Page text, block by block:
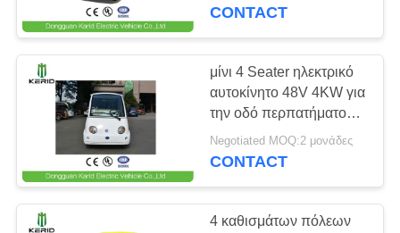
ΕΡΓΟΣΤΑΣΊΟΥ
ΈΛΕΓΧΟΣ
ΠΟΙΌΤΗΤΑΣ
ΕΠΙΚΟΙΝΩΝΉΣΤΕ
ΜΑΖΊ
ΜΑΣ
Ηλεκτρικά
ψυχαγωγικά μέσα
33
τουριστών επιβατών
CONTACT
μίνι 4 Seater ηλεκτρικό
αυτοκίνητο 48V 4KW για
την οδό περπατήματος
Παρκ Σίτι
Negotiated MOQ:2 μονάδες
CONTACT
4 καθισμάτων πόλεων